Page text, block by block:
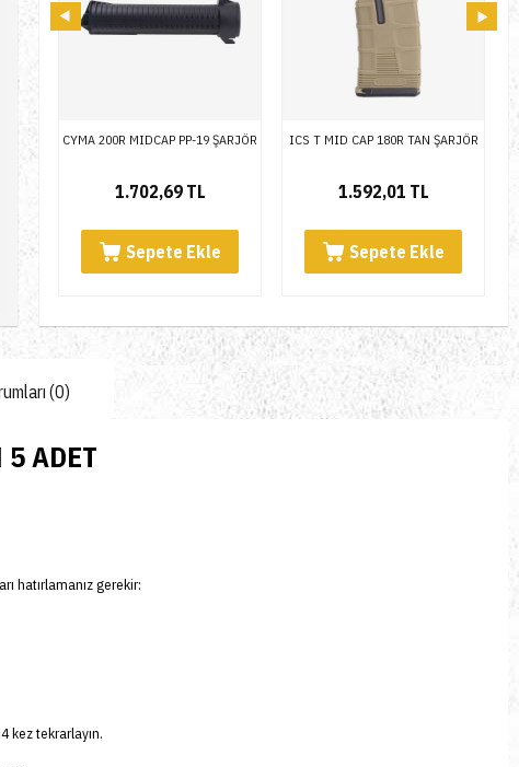
ICS T MID CAP 180R TAN ŞARJÖR
1.592,01 TL
Sepete Ekle
ICS METAL MID CAP 180R TAN
1.971,81 TL
Sepete Ekle
(0)
ADET
hatırlamanız gerekir:
kez tekrarlayın.